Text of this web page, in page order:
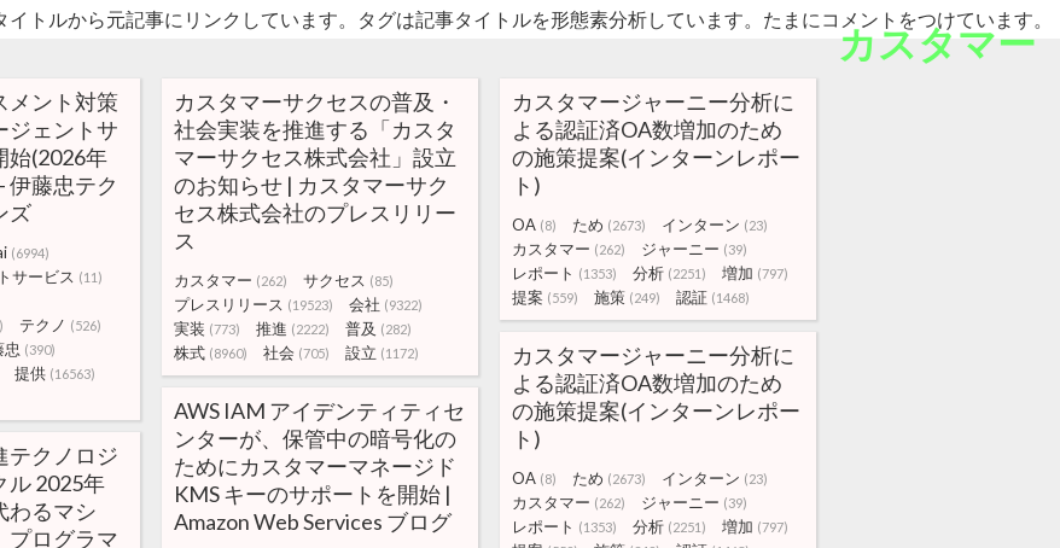
トルから元記事にリンクしています。タグは記事タイトルを形態素分析しています。たまにコメントをつけています。
カスタマー
メント対策
ジェントサ
始(2026年
伊藤忠テク
ズ
(6994)
サービス (11)
テクノ (526)
忠 (390)
提供 (16563)
カスタマーサクセスの普及・
社会実装を推進する「カスタ
マーサクセス株式会社」設立
のお知らせ | カスタマーサク
セス株式会社のプレスリリー
ス
カスタマー (262) サクセス (85)
プレスリリース (19523) 会社 (9322)
実装 (773) 推進 (2222) 普及 (282)
株式 (8960) 社会 (705) 設立 (1172)
カスタマージャーニー分析に
よる認証済OA数増加のため
の施策提案(インターンレポー
ト)
OA (8) ため (2673) インターン (23)
カスタマー (262) ジャーニー (39)
レポート (1353) 分析 (2251) 増加 (797)
提案 (559) 施策 (249) 認証 (1468)
カスタマージャーニー分析に
よる認証済OA数増加のため
の施策提案(インターンレポー
ト)
OA (8) ため (2673) インターン (23)
カスタマー (262) ジャーニー (39)
レポート (1353) 分析 (2251) 増加 (797)
AWS IAM アイデンティティセ
ンターが、保管中の暗号化の
ためにカスタマーマネージド
KMS キーのサポートを開始 |
Amazon Web Services ブログ
テクノロジ
ル 2025年
わるマシ
プログラマ